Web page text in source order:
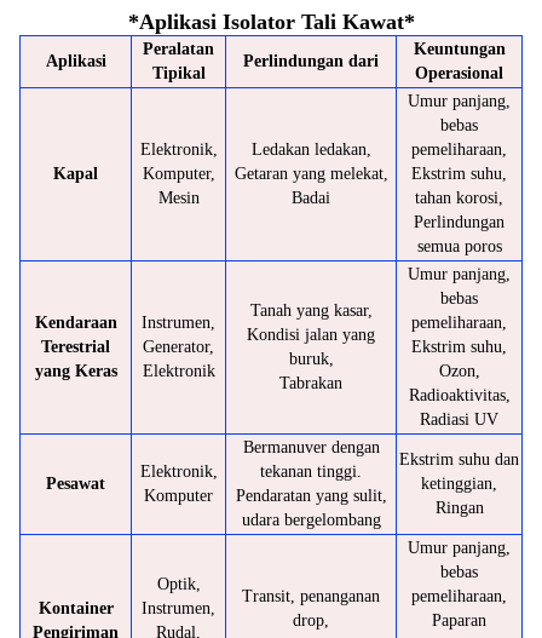
*Aplikasi Isolator Tali Kawat*
Aplikasi
Peralatan
Tipikal
Perlindungan dari
Keuntungan
Operasional
Kapal
Elektronik,
Komputer,
Mesin
Ledakan ledakan,
Getaran yang melekat,
Badai
Umur panjang,
bebas
pemeliharaan,
Ekstrim suhu,
tahan korosi,
Perlindungan
semua poros
Kendaraan
Terestrial
yang Keras
Instrumen,
Generator,
Elektronik
Tanah yang kasar,
Kondisi jalan yang
buruk,
Tabrakan
Umur panjang,
bebas
pemeliharaan,
Ekstrim suhu,
Ozon,
Radioaktivitas,
Radiasi UV
Pesawat
Elektronik,
Komputer
Bermanuver dengan
tekanan tinggi.
Pendaratan yang sulit,
udara bergelombang
Ekstrim suhu dan
ketinggian,
Ringan
Kontainer
Pengiriman
Optik,
Instrumen,
Rudal,
Transit, penanganan
drop,
Umur panjang,
bebas
pemeliharaan,
Paparan